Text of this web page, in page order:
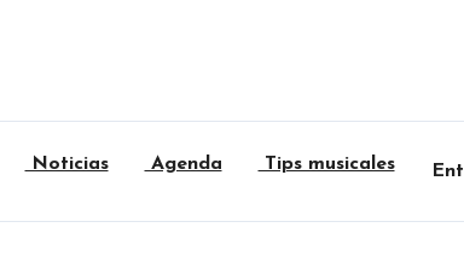
Noticias Agenda Tips musicales